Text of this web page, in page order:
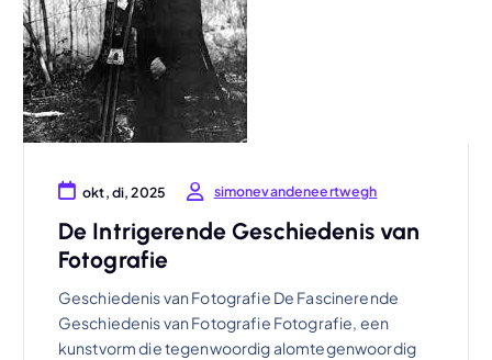
okt, di, 2025 simonevandeneertwegh
De Intrigerende Geschiedenis van
Fotografie
Geschiedenis van Fotografie De Fascinerende
Geschiedenis van Fotografie Fotografie, een
kunstvorm die tegenwoordig alomtegenwoordig